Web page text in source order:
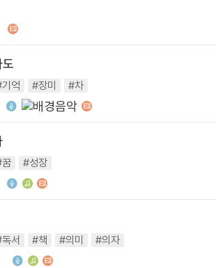
억 #장미 #차
#성장
서 #책 #의미 #의자